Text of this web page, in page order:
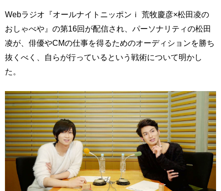
Webラジオ『オールナイトニッポンｉ 荒牧慶彦×松田凌の
おしゃべや』の第16回が配信され、パーソナリティの松田
凌が、俳優やCMの仕事を得るためのオーディションを勝ち
抜くべく、自らが行っているという戦術について明かし
た。